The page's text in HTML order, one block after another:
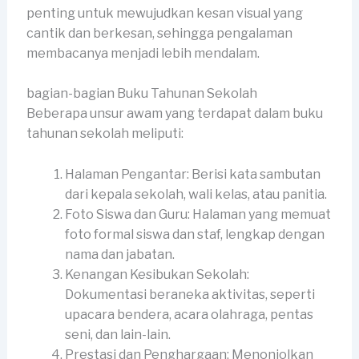
penting untuk mewujudkan kesan visual yang
cantik dan berkesan, sehingga pengalaman
membacanya menjadi lebih mendalam.
bagian-bagian Buku Tahunan Sekolah
Beberapa unsur awam yang terdapat dalam buku
tahunan sekolah meliputi:
Halaman Pengantar: Berisi kata sambutan
dari kepala sekolah, wali kelas, atau panitia.
Foto Siswa dan Guru: Halaman yang memuat
foto formal siswa dan staf, lengkap dengan
nama dan jabatan.
Kenangan Kesibukan Sekolah:
Dokumentasi beraneka aktivitas, seperti
upacara bendera, acara olahraga, pentas
seni, dan lain-lain.
Prestasi dan Penghargaan: Menonjolkan